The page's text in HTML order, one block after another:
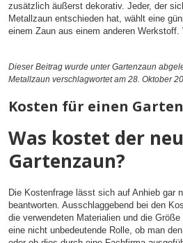
zusätzlich äußerst dekorativ. Jeder, der
Metallzaun entschieden hat, wählt eine
einem Zaun aus einem anderen Werkstoff.
Dieser Beitrag wurde unterGartenzaun
Metallzaun verschlagwortet am 28. Oktober
Kosten für einen
Was kostet der
Gartenzaun?
Die Kostenfrage lässt sich auf Anhieb gar
beantworten. Ausschlaggebend bei den
die verwendeten Materialien und die
eine nicht unbedeutende Rolle, ob man